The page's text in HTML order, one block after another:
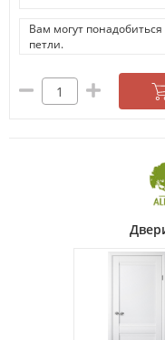
Вам могут
петли.